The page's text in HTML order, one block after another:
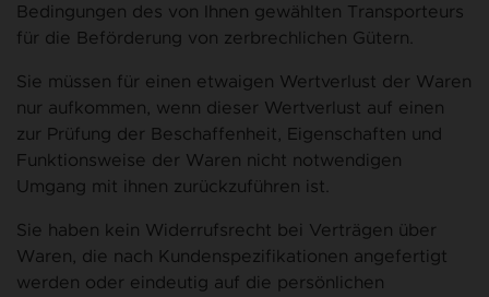
Bedingungen des von Ihnen gewählten Transporteurs
für die Beförderung von zerbrechlichen Gütern.
Sie müssen für einen etwaigen Wertverlust der Waren
nur aufkommen, wenn dieser Wertverlust auf einen
zur Prüfung der Beschaffenheit, Eigenschaften und
Funktionsweise der Waren nicht notwendigen
Umgang mit ihnen zurückzuführen ist.
Sie haben kein Widerrufsrecht bei Verträgen über
Waren, die nach Kundenspezifikationen angefertigt
werden oder eindeutig auf die persönlichen